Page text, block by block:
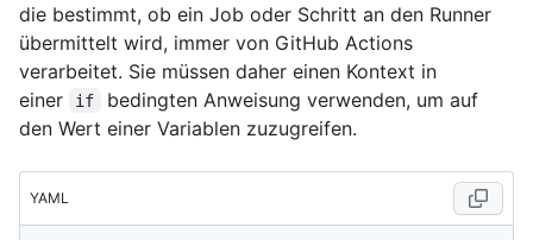
die bestimmt, ob ein Job oder Schritt an den Runner
übermittelt wird, immer von GitHub Actions
verarbeitet. Sie müssen daher einen Kontext in
einer
if
bedingten Anweisung verwenden, um auf
den Wert einer Variablen zuzugreifen.
YAML